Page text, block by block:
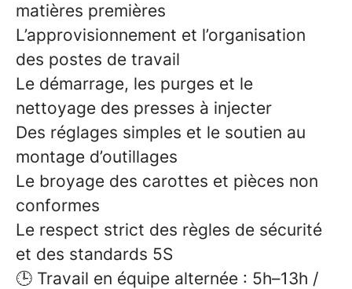
matières premières
L’approvisionnement et l’organisation
des postes de travail
Le démarrage, les purges et le
nettoyage des presses à injecter
Des réglages simples et le soutien au
montage d’outillages
Le broyage des carottes et pièces non
conformes
Le respect strict des règles de sécurité
et des standards 5S
🕒 Travail en équipe alternée : 5h–13h /